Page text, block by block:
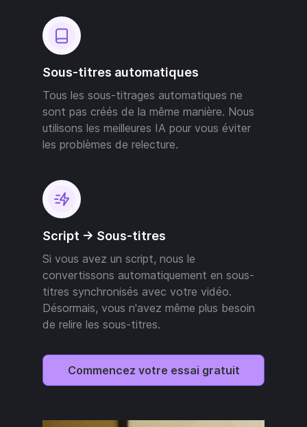
Sous-titres automatiques
Tous les sous-titrages automatiques ne
sont pas créés de la même manière. Nous
utilisons les meilleures IA pour vous éviter
les problèmes de relecture.
Script -> Sous-titres
Si vous avez un script, nous le
convertissons automatiquement en sous-
titres synchronisés avec votre vidéo.
Désormais, vous n'avez même plus besoin
de relire les sous-titres.
Commencez votre essai gratuit